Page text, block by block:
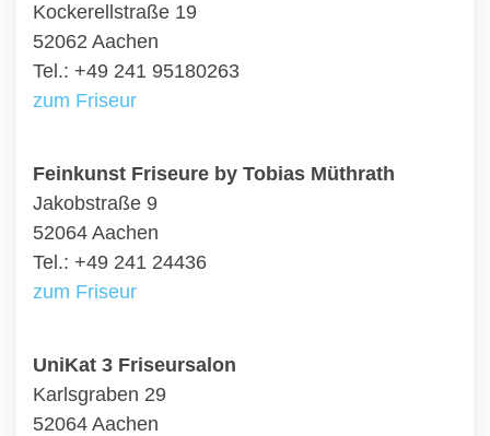
Kockerellstraße 19
52062 Aachen
Tel.: +49 241 95180263
zum Friseur
Feinkunst Friseure by Tobias Müthrath
Jakobstraße 9
52064 Aachen
Tel.: +49 241 24436
zum Friseur
UniKat 3 Friseursalon
Karlsgraben 29
52064 Aachen